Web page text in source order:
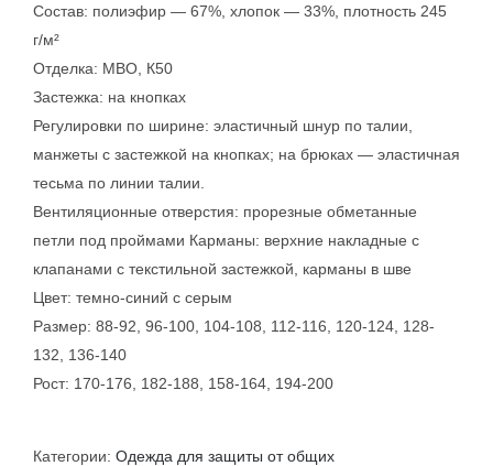
Состав: полиэфир — 67%, хлопок — 33%, плотность 245
г/м²
Отделка: МВО, К50
Застежка: на кнопках
Регулировки по ширине: эластичный шнур по талии,
манжеты с застежкой на кнопках; на брюках — эластичная
тесьма по линии талии.
Вентиляционные отверстия: прорезные обметанные
петли под проймами Карманы: верхние накладные с
клапанами с текстильной застежкой, карманы в шве
Цвет: темно-синий с серым
Размер: 88-92, 96-100, 104-108, 112-116, 120-124, 128-
132, 136-140
Рост: 170-176, 182-188, 158-164, 194-200
Категории: Одежда для защиты от общих